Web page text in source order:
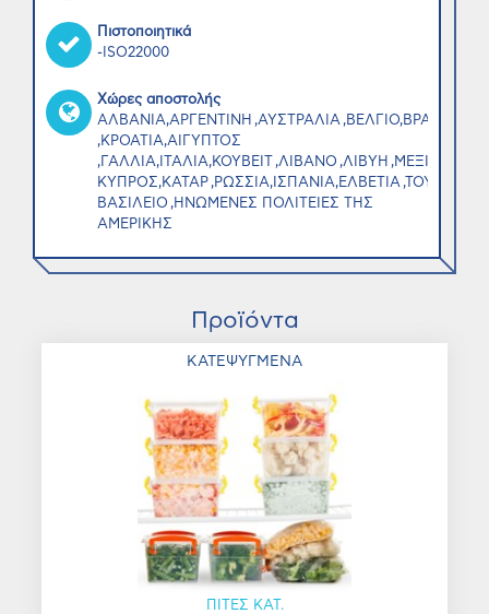
Πιστοποιητικά
-ISO22000
Χώρες αποστολής
ΑΛΒΑΝΙΑ,ΑΡΓΕΝΤΙΝΗ ,ΑΥΣΤΡΑΛΙΑ ,ΒΕΛΓΙΟ,ΒΡΑΖΙΛΙΑ
,ΚΡΟΑΤΙΑ,ΑΙΓΥΠΤΟΣ
,ΓΑΛΛΙΑ,ΙΤΑΛΙΑ,ΚΟΥΒΕΙΤ ,ΛΙΒΑΝΟ ,ΛΙΒΥΗ ,ΜΕΞΙΚΟ
ΚΥΠΡΟΣ,ΚΑΤΑΡ ,ΡΩΣΣΙΑ,ΙΣΠΑΝΙΑ,ΕΛΒΕΤΙΑ
ΒΑΣΙΛΕΙΟ ,ΗΝΩΜΕΝΕΣ ΠΟΛΙΤΕΙΕΣ ΤΗΣ
ΑΜΕΡΙΚΗΣ
Προϊόντα
ΚΑΤΕΨΥΓΜΕΝΑ
ΠΙΤΕΣ ΚΑΤ.